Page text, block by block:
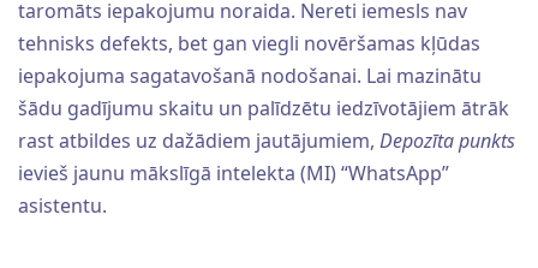
taromāts iepakojumu noraida. Nereti iemesls nav
tehnisks defekts, bet gan viegli novēršamas kļūdas
iepakojuma sagatavošanā nodošanai. Lai mazinātu
šādu gadījumu skaitu un palīdzētu iedzīvotājiem ātrāk
rast atbildes uz dažādiem jautājumiem, Depozīta punkts
ievieš jaunu mākslīgā intelekta (MI) “WhatsApp”
asistentu.